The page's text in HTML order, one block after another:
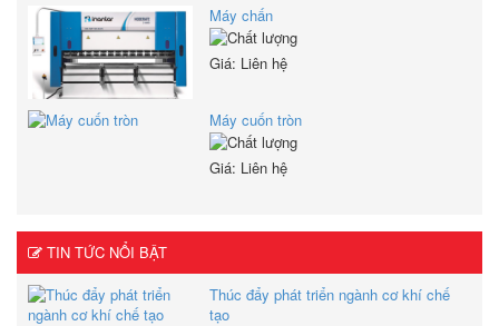
Máy chấn
Giá: Liên hệ
Máy cuốn tròn
Giá: Liên hệ
TIN TỨC NỔI BẬT
Thúc đẩy phát triển ngành cơ khí chế
tạo